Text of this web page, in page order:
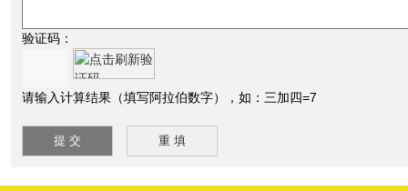
验证码：
请输入计算结果（填写阿拉伯数字），如：三加四=7